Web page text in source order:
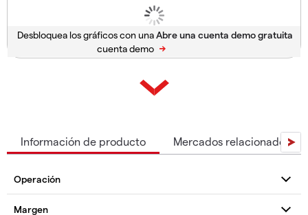
Desbloquea los gráficos con una
cuenta demo
Información de producto Mercados relacionados